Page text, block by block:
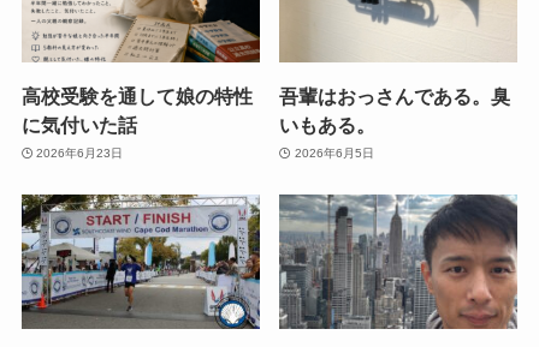
高校受験を通して娘の特性
に気付いた話
2026年6月23日
吾輩はおっさんである。臭
いもある。
2026年6月5日